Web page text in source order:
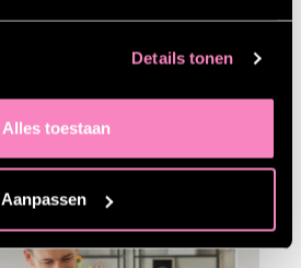
Details tonen
Alles toestaan
Aanpassen